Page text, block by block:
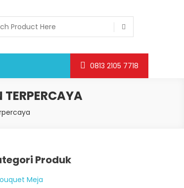
0813 2105 7718
Produk
Meja